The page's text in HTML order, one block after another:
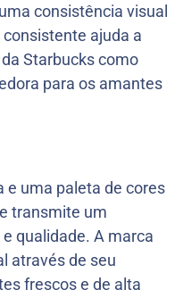
consistência visual
ajuda a
Starbucks como
para os amantes
e uma paleta de cores
transmite um
qualidade. A marca
através de seu
frescos e de alta